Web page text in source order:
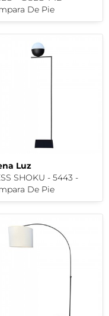
De Pie
Luz
SHOKU - 5443 -
De Pie